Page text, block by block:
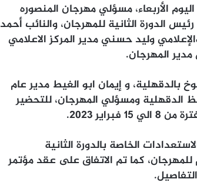
الأربعاء، مسؤلي مهرجان المنصوره
الدورة الثانية للمهرجان، والنائب أحمد
وليد حسني مدير المركز الاعلامي
المهرجان.
بالدقهلية، و إيمان ابو الغيط مدير عام
ومسؤلي المهرجان، للتحضير
2023.
الخاصة بالدورة الثانية
كما تم الاتفاق على عقد مؤتمر